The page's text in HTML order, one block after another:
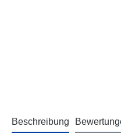
Beschreibung